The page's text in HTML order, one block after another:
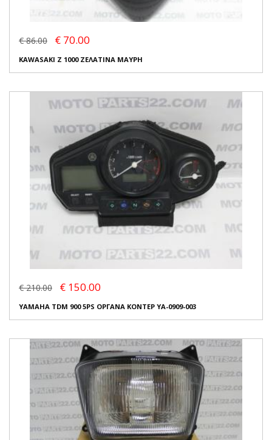
€ 86.00 € 70.00
KAWASAKI Z 1000 ΖΕΛΑΤΙΝΑ ΜΑΥΡΗ
€ 210.00 € 150.00
YAMAHA TDM 900 5PS ΟΡΓΑΝΑ ΚΟΝΤΕΡ YA-0909-003